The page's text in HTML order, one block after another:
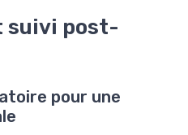
suivi post-
pour une